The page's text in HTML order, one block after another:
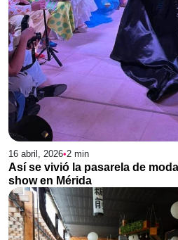
16 abril, 2026•2 min
Así se vivió la pasarela de
show en Mérida